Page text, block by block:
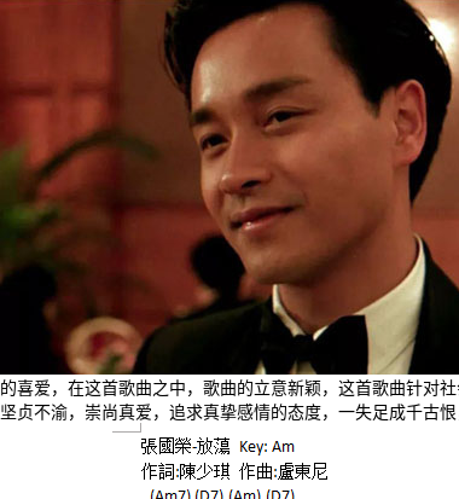
的喜爱，在这首歌曲之中，歌曲的立意新颖，这首歌曲针对
坚贞不渝，崇尚真爱，追求真挚感情的态度，一失足成千古恨